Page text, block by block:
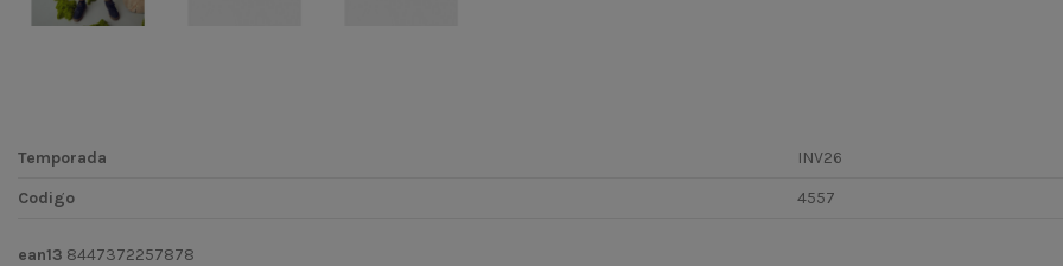
Temporada
INV26
Codigo
4557
ean13 8447372257878